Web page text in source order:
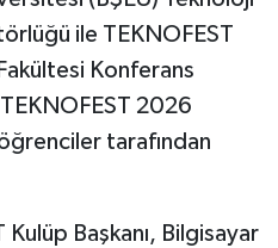
ile TEKNOFEST
Konferans
2026
tarafından
Başkanı, Bilgisayar